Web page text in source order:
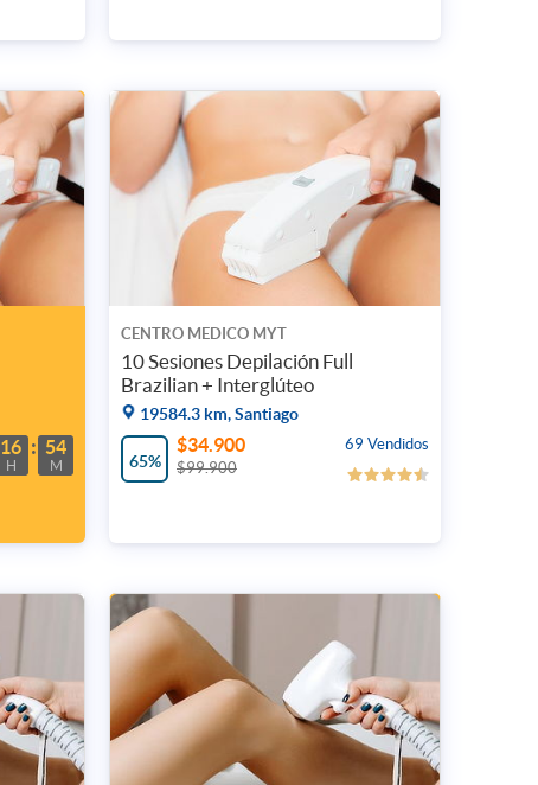
16
H
54
M
CENTRO MEDICO MYT
10 Sesiones Depilación Full
Brazilian + Interglúteo
19584.3 km, Santiago
65%
69 Vendidos
$34.900
$99.900